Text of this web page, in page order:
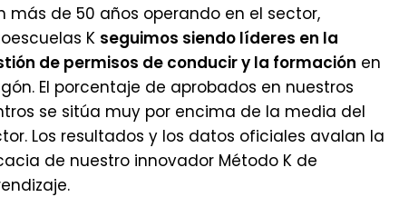
más de 50 años operando en el sector,
K seguimos siendo líderes en la
de permisos de conducir y la formación en
El porcentaje de aprobados en nuestros
se sitúa muy por encima de la media del
Los resultados y los datos oficiales avalan la
de nuestro innovador Método K de